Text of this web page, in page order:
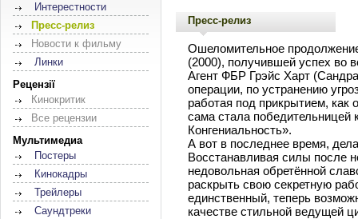
Интерестности
Пресс-релиз
Новости к фильму
Линки
Рецензії
Кинокритик
Все рецензии
Мультимедиа
Постеры
Кинокадры
Трейлеры
Саундтреки
Пресс-релиз
Ошеломительное
(2000), получившей успех во
Агент ФБР Грэйс Харт
операции, по устранению
работая под прикрытием, как
сама стала победительницей
Конгениальность».
А вот в последнее время,
Восстанавливая силы после
недовольная обретённой
раскрыть свою секретную
единственный, теперь
качестве стильной ведущей